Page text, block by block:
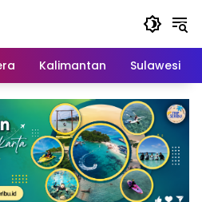
Kalimantan Sulawesi